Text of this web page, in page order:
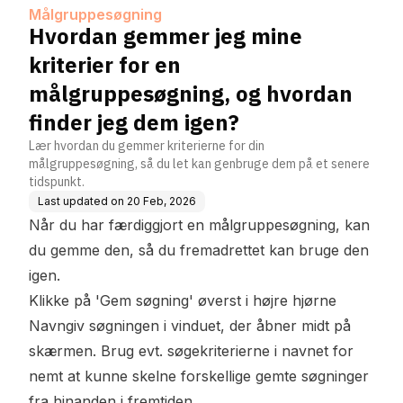
Målgruppesøgning
Hvordan gemmer jeg mine
kriterier for en
målgruppesøgning, og hvordan
finder jeg dem igen?
Lær hvordan du gemmer kriterierne for din
målgruppesøgning, så du let kan genbruge dem på et senere
tidspunkt.
Last updated on 20 Feb, 2026
Når du har færdiggjort en målgruppesøgning, kan
du gemme den, så du fremadrettet kan bruge den
igen.
Klikke på 'Gem søgning' øverst i højre hjørne
Navngiv søgningen i vinduet, der åbner midt på
skærmen. Brug evt. søgekriterierne i navnet for
nemt at kunne skelne forskellige gemte søgninger